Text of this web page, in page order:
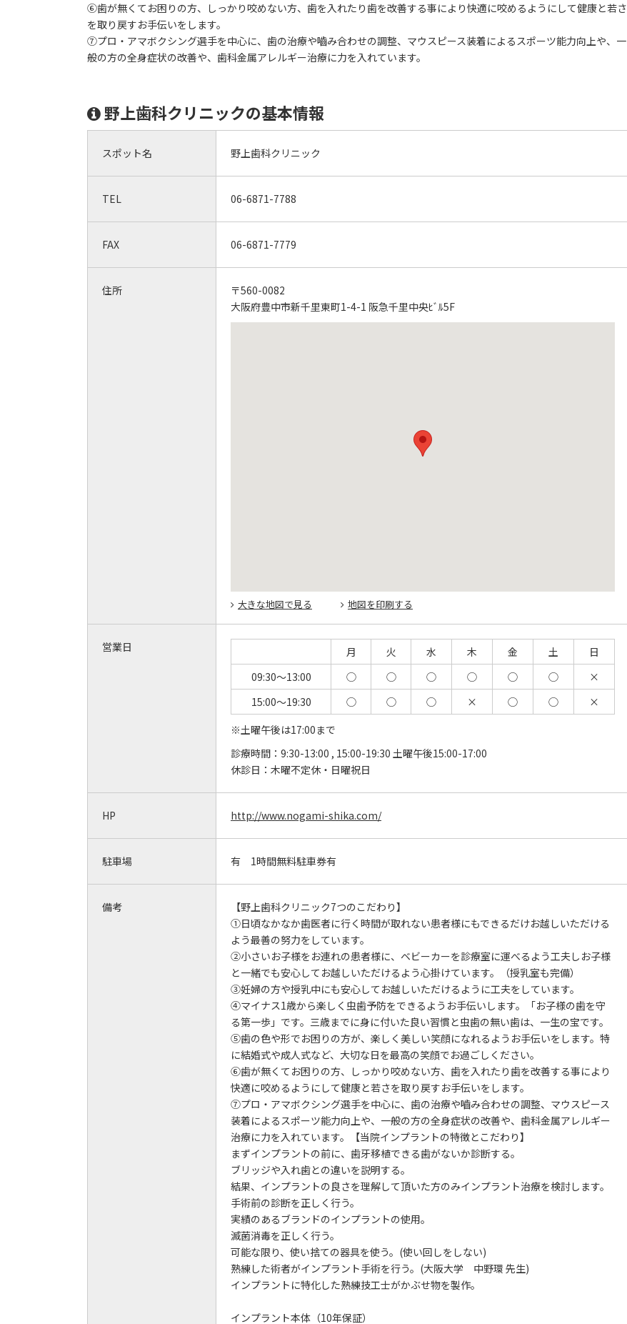
⑥歯が無くてお困りの方、しっかり咬めない方、歯を入れたり歯を改善する事により快適に咬めるようにして健康と若さ
を取り戻すお手伝いをします。
⑦プロ・アマボクシング選手を中心に、歯の治療や嚙み合わせの調整、マウスピース装着によるスポーツ能力向上や、一
般の方の全身症状の改善や、歯科金属アレルギー治療に力を入れています。
野上歯科クリニックの基本情報
スポット名 野上歯科クリニック
TEL 06-6871-7788
FAX 06-6871-7779
住所
〒560-0082
大阪府豊中市新千里東町1-4-1 阪急千里中央ﾋﾞﾙ5F
大きな地図で見る 地図を印刷する
営業日 月 火 水 木 金 土
日
09:30～13:00
◯ ◯ ◯ ◯ ◯ ◯
×
15:00～19:30
◯ ◯ ◯ × ◯ ◯
×
※土曜午後は17:00まで
診療時間： 9:30-13:00 , 15:00-19:30 土曜午後15:00-17:00
休診日： 木曜不定休・日曜祝日
HP http://www.nogami-shika.com/
駐車場 有 1時間無料駐車券有
備考
【野上歯科クリニック7つのこだわり】
①日頃なかなか歯医者に行く時間が取れない患者様にもできるだけお越しいただける
よう最善の努力をしています。
②小さいお子様をお連れの患者様に、ベビーカーを診療室に運べるよう工夫しお子様
と一緒でも安心してお越しいただけるよう心掛けています。（授乳室も完備）
③妊婦の方や授乳中にも安心してお越しいただけるように工夫をしています。
④マイナス1歳から楽しく虫歯予防をできるようお手伝いします。「お子様の歯を守
る第一歩」です。三歳までに身に付いた良い習慣と虫歯の無い歯は、一生の宝です。
⑤歯の色や形でお困りの方が、楽しく美しい笑顔になれるようお手伝いをします。特
に結婚式や成人式など、大切な日を最高の笑顔でお過ごしください。
⑥歯が無くてお困りの方、しっかり咬めない方、歯を入れたり歯を改善する事により
快適に咬めるようにして健康と若さを取り戻すお手伝いをします。
⑦プロ・アマボクシング選手を中心に、歯の治療や嚙み合わせの調整、マウスピース
装着によるスポーツ能力向上や、一般の方の全身症状の改善や、歯科金属アレルギー
治療に力を入れています。【当院インプラントの特徴とこだわり】
まずインプラントの前に、歯牙移植できる歯がないか診断する。
ブリッジや入れ歯との違いを説明する。
結果、インプラントの良さを理解して頂いた方のみインプラント治療を検討します。
手術前の診断を正しく行う。
実績のあるブランドのインプラントの使用。
滅菌消毒を正しく行う。
可能な限り、使い捨ての器具を使う。(使い回しをしない)
熟練した術者がインプラント手術を行う。(大阪大学 中野環 先生)
インプラントに特化した熟練技工士がかぶせ物を製作。
インプラント本体（10年保証）